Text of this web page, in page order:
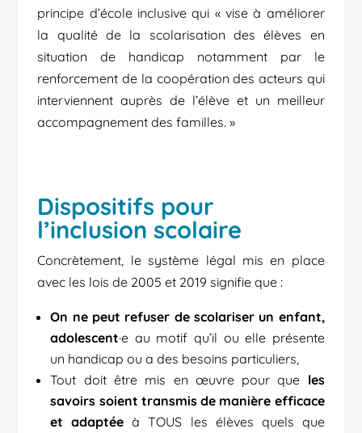
principe d’école inclusive qui « vise à améliorer
la qualité de la scolarisation des élèves en
situation de handicap notamment par le
renforcement de la coopération des acteurs qui
interviennent auprès de l’élève et un meilleur
accompagnement des familles. »
Dispositifs pour
l’inclusion scolaire
Concrètement, le système légal mis en place
avec les lois de 2005 et 2019 signifie que :
On ne peut refuser de scolariser un enfant,
adolescent·e au motif qu’il ou elle présente
un handicap ou a des besoins particuliers,
Tout doit être mis en œuvre pour que les
savoirs soient transmis de manière efficace
et adaptée à TOUS les élèves quels que